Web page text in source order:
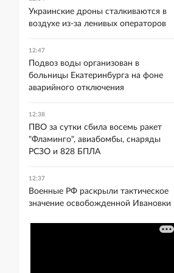
Украинские дроны сталкиваются в
воздухе из-за ленивых операторов
12:47
Подвоз воды организован в
больницы Екатеринбурга на фоне
аварийного отключения
12:38
ПВО за сутки сбила восемь ракет
"Фламинго", авиабомбы, снаряды
РСЗО и 828 БПЛА
12:37
Военные РФ раскрыли тактическое
значение освобожденной Ивановки